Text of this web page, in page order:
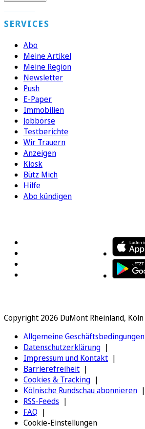
SERVICES
Abo
Meine Artikel
Meine Region
Newsletter
Push
E-Paper
Immobilien
Jobbörse
Testberichte
Wir Trauern
Anzeigen
Kiosk
Bütz Mich
Hilfe
Abo kündigen
Copyright 2026 DuMont Rheinland, Köln
Allgemeine Geschäftsbedingungen
Datenschutzerklärung
Impressum und Kontakt
Barrierefreiheit
Cookies & Tracking
Kölnische Rundschau abonnieren
RSS-Feeds
FAQ
Cookie-Einstellungen